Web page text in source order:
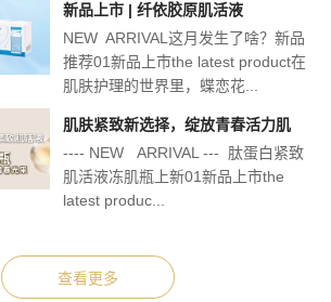
新品上市 | 纤依胶原肌活液
NEW ARRIVAL这月发生了啥？新品
推荐01新品上市the latest product在
肌肤护理的世界里，蝶恋花...
肌肤紧致新选择，绽放青春活力肌
---- NEW ARRIVAL --- 肽蛋白紧致
肌活液冻肌瓶上新01新品上市the
latest produc...